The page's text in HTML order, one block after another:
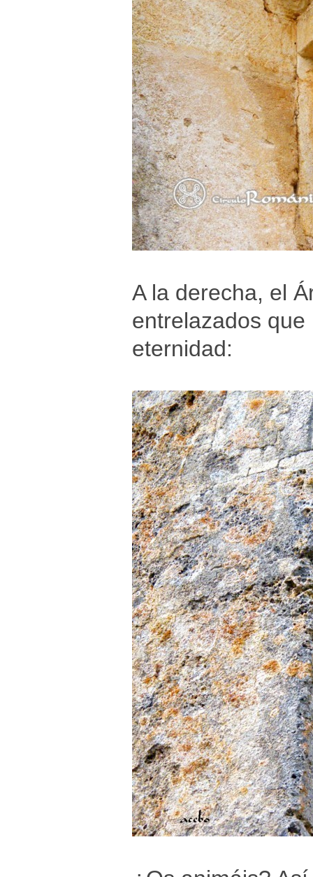
A la derecha, el
entrelazados
eternidad: